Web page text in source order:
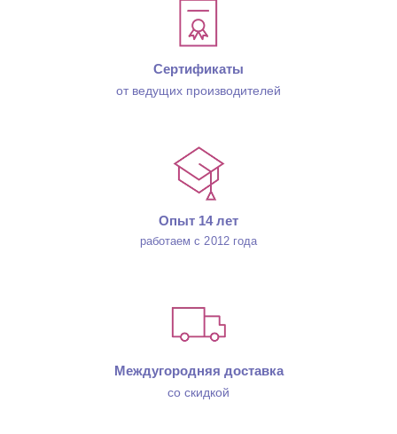
Сертификаты
от ведущих производителей
Опыт 14 лет
работаем с 2012 года
Междугородняя доставка
со скидкой